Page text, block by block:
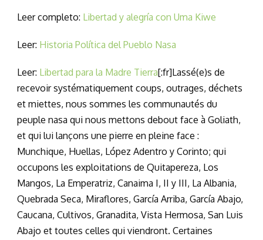
Leer completo: Libertad y alegría con Uma Kiwe
Leer: Historia Política del Pueblo Nasa
Leer: Libertad para la Madre Tierra[:fr]Lassé(e)s de
recevoir systématiquement coups, outrages, déchets
et miettes, nous sommes les communautés du
peuple nasa qui nous mettons debout face à Goliath,
et qui lui lançons une pierre en pleine face :
Munchique, Huellas, López Adentro y Corinto; qui
occupons les exploitations de Quitapereza, Los
Mangos, La Emperatriz, Canaima I, II y III, La Albania,
Quebrada Seca, Miraflores, García Arriba, García Abajo,
Caucana, Cultivos, Granadita, Vista Hermosa, San Luis
Abajo et toutes celles qui viendront. Certaines